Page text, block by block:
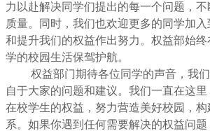
力以赴解决同学们提出的每一个问题，
质量。同时，我们也欢迎更多的同学加
和提升我们的权益作出努力。权益部始终
学的校园生活保驾护航。
权益部门期待各位同学的声音，我
自于大家的问题和建议。我们一直在这
在校学生的权益，努力营造美好校园，
系。如果你遇到任何需要解决的权益问题